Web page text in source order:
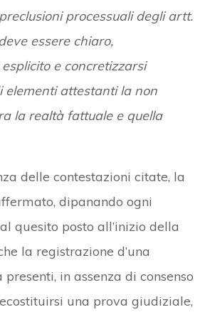
processuali degli artt.
essere chiaro,
e concretizzarsi
elementi attestanti la non
la realtà fattuale e quella
delle contestazioni citate, la
dipanando ogni
quesito posto all’inizio della
la registrazione d’una
in assenza di consenso
una prova giudiziale,